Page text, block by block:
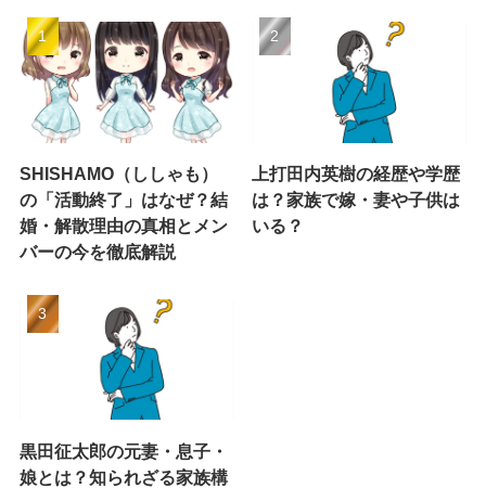
SHISHAMO（ししゃも）
の「活動終了」はなぜ？結
婚・解散理由の真相とメン
バーの今を徹底解説
上打田内英樹の経歴や学歴
は？家族で嫁・妻や子供は
いる？
黒田征太郎の元妻・息子・
娘とは？知られざる家族構